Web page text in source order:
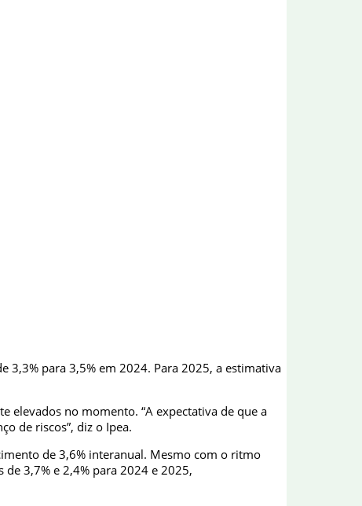
3,3% para 3,5% em 2024. Para 2025, a estimativa
elevados no momento. “A expectativa de que a
de riscos”, diz o Ipea.
de 3,6% interanual. Mesmo com o ritmo
3,7% e 2,4% para 2024 e 2025,